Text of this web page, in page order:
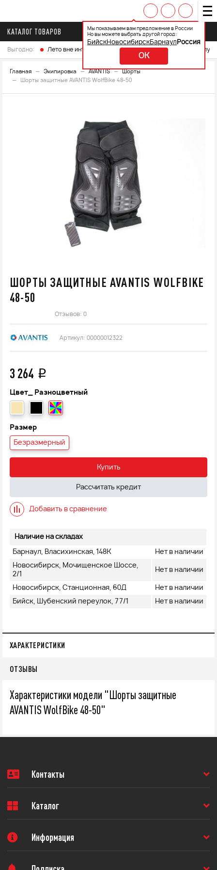
Мы показываем вам предложение в России
Но вы можете выбрать другой город:
БийскНовосибирскБарнаул Россия
OK
КАТАЛОГ ТОВАРОВ
Выгодно: Лето вне интренета Выберите свой мотоцикл и
Главная Экипировка AVANTIS
Шорты
Шорты защитные AVANTIS WolfBike 48-50
ШОРТЫ ЗАЩИТНЫЕ AVANTIS WOLFBIKE
48-50
Отзывов: 0
Артикул: 00000012322
3 264 q
Цвет_ Разноцветный
Размер
Безразмерный
Купить
Рассчитать кредит
Добавить в сравнение
Наличие на складах
Барнаул, Власихинская, 148К
Нет в наличии
Новосибирск, Мочищенское Шоссе,
2/1
Нет в наличии
Новосибирск, Станционная, 60Д
Нет в наличии
Бийск, Шубенский переулок, 77/1
Нет в наличии
ХАРАКТЕРИСТИКИ
ОТЗЫВЫ
Характеристики модели "Шорты защитные
AVANTIS WolfBike 48-50"
Контакты
Каталог
Информация